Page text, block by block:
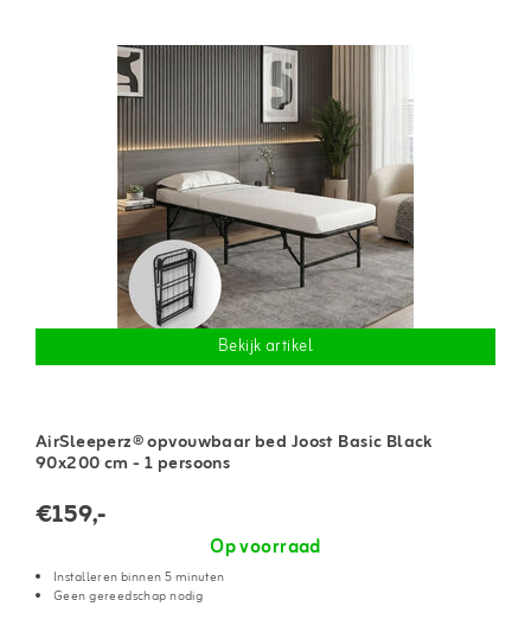
Bekijk artikel
AirSleeperz® opvouwbaar bed Joost Basic Black
90x200 cm - 1 persoons
€159,-
Op voorraad
Installeren binnen 5 minuten
Geen gereedschap nodig